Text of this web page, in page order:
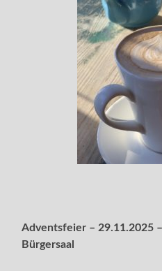
Adventsfeier – 29.11.2025
Bürgersaal